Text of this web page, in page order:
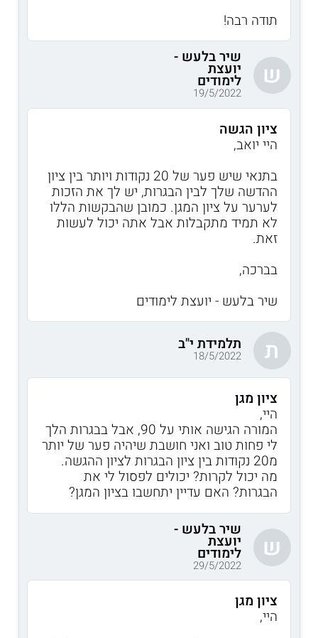
תודה רבה!
ש
שיר בלעש -
יועצת
לימודים
19/5/2022
ציון הגשה
היי יואב,
בתנאי שיש פער של 20 נקודות ויותר בין ציון
ההדשה שלך לבין הבגרות, יש לך את הזכות
לערער על ציון המגן. כמובן שהבקשות הללו
לא תמיד מתקבלות אבל אתה יכול לעשות
זאת.
בברכה,
שיר בלעש - יועצת לימודים
ת תלמידת י"ב
18/5/2022
ציון מגן
היי,
המורה הגישה אותי על 90, אבל בבגרות הלך
לי פחות טוב ואני חושבת שיהיה פער של יותר
מ20 נקודות בין ציון הבגרות לציון ההגשה.
מה יכול לקרות? יכולים לפסול לי את
הבגרות? האם עדיין יתחשבו בציון המגן?
ש
שיר בלעש -
יועצת
לימודים
29/5/2022
ציון מגן
היי,